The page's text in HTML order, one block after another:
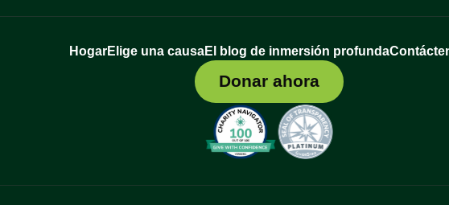
HogarElige una causaEl blog de inmersión profunda
Donar ahora